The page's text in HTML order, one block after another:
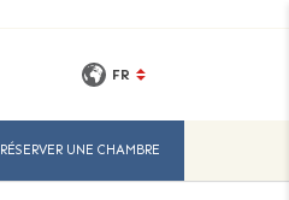
FR
RÉSERVER UNE CHAMBRE